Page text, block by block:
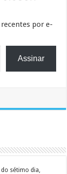
por e-
Assinar
do sétimo dia,